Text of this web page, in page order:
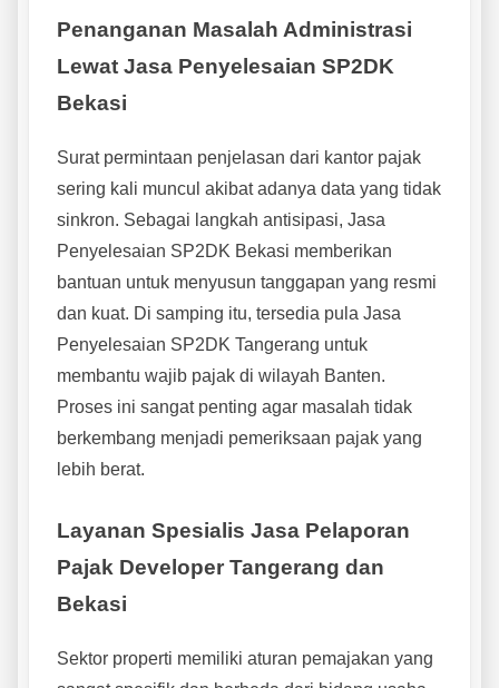
Penanganan Masalah Administrasi
Lewat Jasa Penyelesaian SP2DK
Bekasi
Surat permintaan penjelasan dari kantor pajak
sering kali muncul akibat adanya data yang tidak
sinkron. Sebagai langkah antisipasi, Jasa
Penyelesaian SP2DK Bekasi memberikan
bantuan untuk menyusun tanggapan yang resmi
dan kuat. Di samping itu, tersedia pula Jasa
Penyelesaian SP2DK Tangerang untuk
membantu wajib pajak di wilayah Banten.
Proses ini sangat penting agar masalah tidak
berkembang menjadi pemeriksaan pajak yang
lebih berat.
Layanan Spesialis Jasa Pelaporan
Pajak Developer Tangerang dan
Bekasi
Sektor properti memiliki aturan pemajakan yang